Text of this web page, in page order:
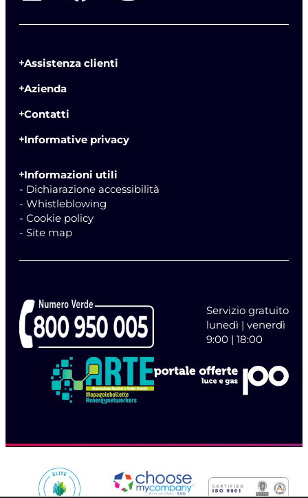
Assistenza clienti
Azienda
Contatti
Informative privacy
Informazioni utili
- Dichiarazione accessibilità
- Whistleblowing
- Cookie policy
- Site map
Servizio gratuito
lunedì | venerdì
9:00 | 18:00